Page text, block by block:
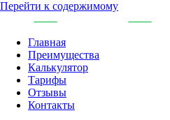
Перейти к содержимому
Главная
Преимущества
Калькулятор
Тарифы
Отзывы
Контакты